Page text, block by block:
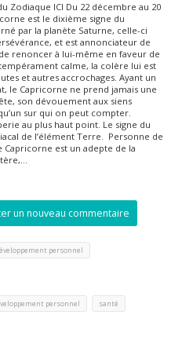
Zodiaque ICI Du 22 décembre au 20
est le dixième signe du
par la planète Saturne, celle-ci
et est annonciateur de
renoncer à lui-même en faveur de
calme, la colère lui est
et autres accrochages. Ayant un
le Capricorne ne prend jamais une
son dévouement aux siens
sur qui on peut compter.
au plus haut point. Le signe du
de l’élément Terre. Personne de
est un adepte de la
un nouveau commentaire
personnel
personnel santé